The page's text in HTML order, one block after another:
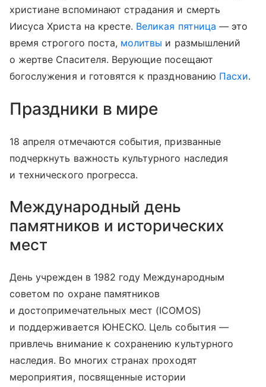
христиане вспоминают страдания и смерть
Иисуса Христа на кресте. Великая пятница — это
время строгого поста, молитвы и размышлений
о жертве Спасителя. Верующие посещают
богослужения и готовятся к празднованию Пасхи.
Праздники в мире
18 апреля отмечаются события, призванные
подчеркнуть важность культурного наследия
и технического прогресса.
Международный день
памятников и исторических
мест
День учрежден в 1982 году Международным
советом по охране памятников
и достопримечательных мест (ICOMOS)
и поддерживается ЮНЕСКО. Цель события —
привлечь внимание к сохранению культурного
наследия. Во многих странах проходят
мероприятия, посвященные истории